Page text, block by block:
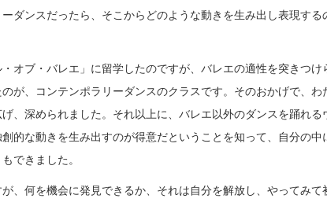
ダンスだったら、そこからどのような動きを生み出し表現する
オブ・バレエ」に留学したのですが、バレエの適性を突きつけ
が、コンテンポラリーダンスのクラスです。そのおかげで、わ
、深められました。それ以上に、バレエ以外のダンスを踊れる
的な動きを生み出すのが得意だということを知って、自分の中
できました。
、何を機会に発見できるか、それは自分を解放し、やってみて